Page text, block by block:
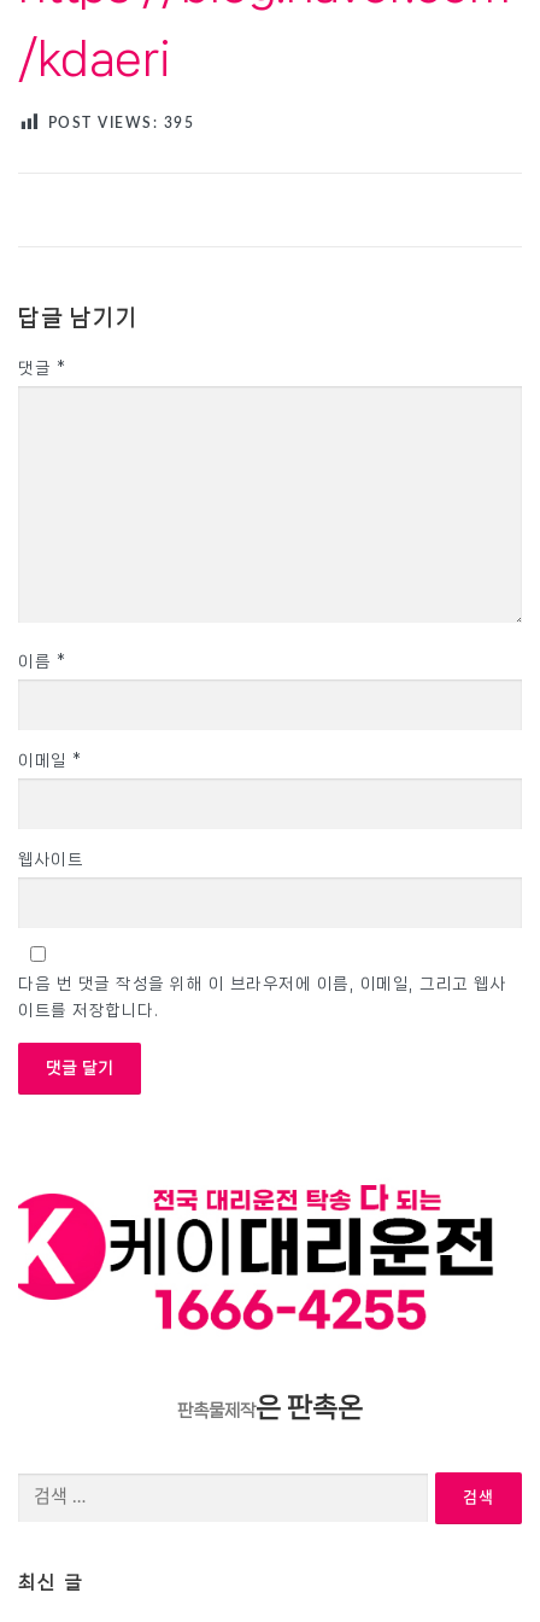
/kdaeri
POST VIEWS: 395
답글 남기기
댓글 *
이름 *
이메일 *
웹사이트
다음 번 댓글 작성을 위해 이 브라우저에 이름, 이메일, 그리고 웹사
이트를 저장합니다.
판촉물제작은 판촉온
최신 글